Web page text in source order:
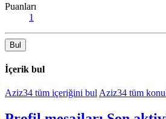
Puanları
1
Bul
İçerik bul
Aziz34 tüm içeriğini bulAziz34 tüm